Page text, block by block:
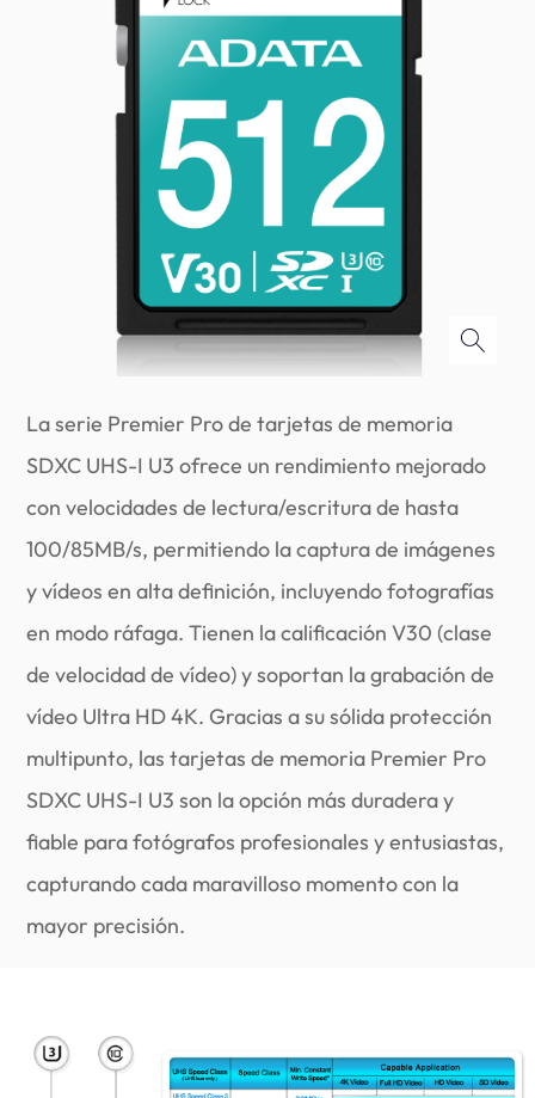
La serie Premier Pro de tarjetas de memoria
SDXC UHS-I U3 ofrece un rendimiento mejorado
con velocidades de lectura/escritura de hasta
100/85MB/s, permitiendo la captura de imágenes
y vídeos en alta definición, incluyendo fotografías
en modo ráfaga. Tienen la calificación V30 (clase
de velocidad de vídeo) y soportan la grabación de
vídeo Ultra HD 4K. Gracias a su sólida protección
multipunto, las tarjetas de memoria Premier Pro
SDXC UHS-I U3 son la opción más duradera y
fiable para fotógrafos profesionales y entusiastas,
capturando cada maravilloso momento con la
mayor precisión.